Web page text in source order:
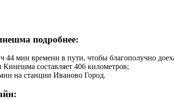
подробнее:
44 мин времени в пути, чтобы благополучно
составляет 406 километров;
на станции Иваново Город.